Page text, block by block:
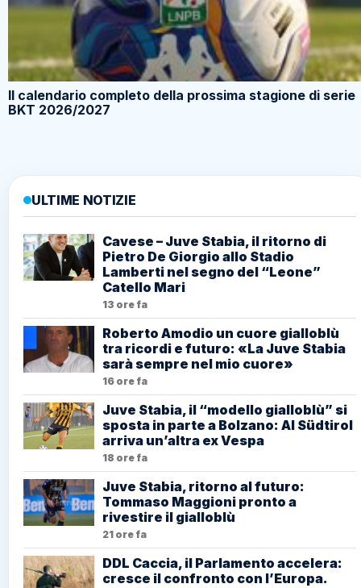
Il calendario completo della prossima stagione di serie
BKT 2026/2027
ULTIME NOTIZIE
Cavese – Juve Stabia, il ritorno di
Pietro De Giorgio allo Stadio
Lamberti nel segno del “Leone”
Catello Mari
13 ore fa
Roberto Amodio un cuore gialloblù
tra ricordi e futuro: «La Juve Stabia
sarà sempre nel mio cuore»
16 ore fa
Juve Stabia, il “modello gialloblù” si
sposta in parte a Bolzano: Al Südtirol
arriva un’altra ex Vespa
18 ore fa
Juve Stabia, ritorno al futuro:
Tommaso Maggioni pronto a
rivestire il gialloblù
21 ore fa
DDL Caccia, il Parlamento accelera:
cresce il confronto con l’Europa.